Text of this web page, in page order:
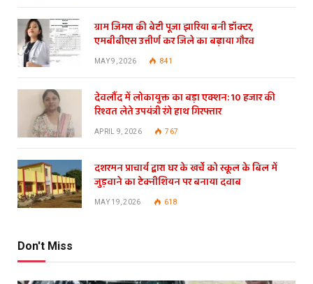
ग्राम जिमरा की बेटी पूजा झारिया बनी डॉक्टर,
एमबीबीएस उत्तीर्ण कर जिले का बढ़ाया गौरव
MAY 9, 2026 841
देवलौंद में लोकायुक्त का बड़ा एक्शन: 10 हजार की
रिश्वत लेते उपयंत्री रंगे हाथ गिरफ्तार
APRIL 9, 2026 767
दशरमन प्राचार्य द्वारा घर के खर्चे को स्कूल के बिल में
जुड़वाने का टेक्नीशियन पर बनाया दवाब
MAY 19, 2026 618
Don't Miss